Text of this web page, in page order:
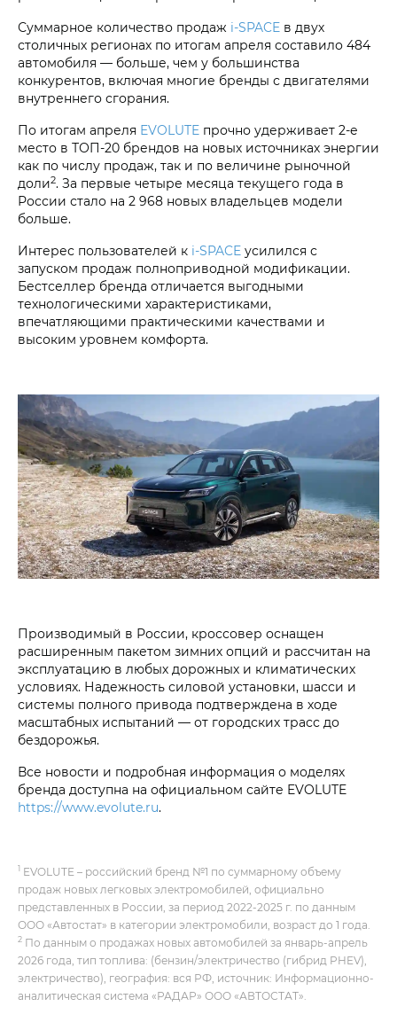
Суммарное количество продаж i‑SPACE в двух
столичных регионах по итогам апреля составило 484
автомобиля — больше, чем у большинства
конкурентов, включая многие бренды с двигателями
внутреннего сгорания.
По итогам апреля EVOLUTE прочно удерживает 2-е
место в ТОП-20 брендов на новых источниках энергии
как по числу продаж, так и по величине рыночной
доли2. За первые четыре месяца текущего года в
России стало на 2 968 новых владельцев модели
больше.
Интерес пользователей к i‑SPACE усилился с
запуском продаж полноприводной модификации.
Бестселлер бренда отличается выгодными
технологическими характеристиками,
впечатляющими практическими качествами и
высоким уровнем комфорта.
Производимый в России, кроссовер оснащен
расширенным пакетом зимних опций и рассчитан на
эксплуатацию в любых дорожных и климатических
условиях. Надежность силовой установки, шасси и
системы полного привода подтверждена в ходе
масштабных испытаний — от городских трасс до
бездорожья.
Все новости и подробная информация о моделях
бренда доступна на официальном сайте EVOLUTE
https://www.evolute.ru.
1 EVOLUTE – российский бренд №1 по суммарному объему
продаж новых легковых электромобилей, официально
представленных в России, за период 2022-2025 г. по данным
ООО «Автостат» в категории электромобили, возраст до 1 года.
2 По данным о продажах новых автомобилей за январь-апрель
2026 года, тип топлива: (бензин/электричество (гибрид PHEV),
электричество), география: вся РФ, источник: Информационно-
аналитическая система «РАДАР» ООО «АВТОСТАТ».